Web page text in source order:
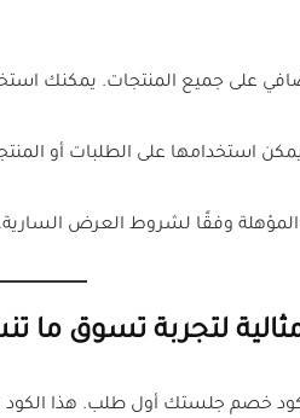
لتجربة تسوق ما
خصم جلستك أول طلب. هذا